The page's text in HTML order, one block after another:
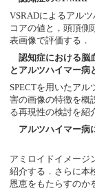
VSRADによるアル
コアの値と，頭頂側
表画像で評価する．
認知症における脳
とアルツハイマー
SPECTを用いたア
害の画像の特徴を概
る再現性の検討を紹
アルツハイマー病
アミロイドイメージ
紹介する．さらに本
恩恵をもたらすのか